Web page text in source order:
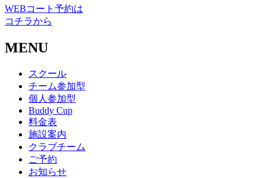
WEBコート予約は
コチラから
MENU
スクール
チーム参加型
個人参加型
Buddy Cup
料金表
施設案内
クラブチーム
ご予約
お知らせ